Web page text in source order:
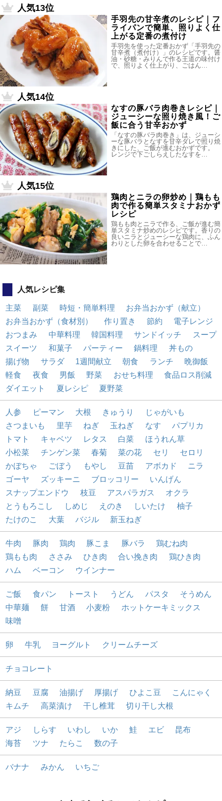
人気13位
手羽先の甘辛煮のレシピ｜フ
ライパンで簡単、照りよく仕
上がる定番の煮付け
手羽先を使った定番おかず「手羽先の
甘辛煮（煮付け）」のレシピです。醤
油・砂糖・みりんで作る王道の味付け
で、照りよく仕上がり、ごはん…
人気14位
なすの豚バラ肉巻きレシピ｜
ジューシーな照り焼き風！ご
飯に合う甘辛おかず
「なすの豚バラ肉巻き」は、ジューシ
ーな豚バラとなすを甘辛ダレで照り焼
きにした、ご飯が進むおかずです。
レンジで下ごしらえしたなすを…
人気15位
鶏肉とニラの卵炒め｜鶏もも
肉で作る簡単スタミナおかず
レシピ
鶏もも肉とニラで作る、ご飯が進む簡
単スタミナ炒めのレシピです。香りの
良いニラとジューシーな鶏肉に、ふん
わりとした卵を合わせることで…
人気レシピ集
主菜 副菜 時短・簡単料理
お弁当おかず（献立）
お弁当おかず（食材別）
作り置き 節約
電子レンジ
おつまみ
中華料理 韓国料理 サンドイッチ
スープ
スイーツ
和菓子 パーティー 鍋料理
丼もの
揚げ物
サラダ 1週間献立 朝食 ランチ
晩御飯
軽食
夜食 男飯 野菜 おせち料理
食品ロス削減
ダイエット
夏レシピ 夏野菜
人参 ピーマン 大根 きゅうり
じゃがいも
さつまいも
里芋 ねぎ 玉ねぎ なす
パプリカ
トマト
キャベツ レタス 白菜
ほうれん草
小松菜
チンゲン菜 春菊 菜の花 セリ
セロリ
かぼちゃ
ごぼう もやし 豆苗 アボカド
ニラ
ゴーヤ
ズッキーニ ブロッコリー
いんげん
スナップエンドウ
枝豆 アスパラガス
オクラ
とうもろこし
しめじ えのき しいたけ
柚子
たけのこ
大葉 バジル 新玉ねぎ
牛肉 豚肉 鶏肉 豚こま 豚バラ
鶏むね肉
鶏もも肉
ささみ ひき肉 合い挽き肉
鶏ひき肉
ハム
ベーコン ウインナー
ご飯 食パン トースト うどん パスタ
そうめん
中華麺
餅 甘酒 小麦粉
ホットケーキミックス
味噌
卵 牛乳 ヨーグルト クリームチーズ
チョコレート
納豆 豆腐 油揚げ 厚揚げ ひよこ豆
こんにゃく
キムチ
高菜漬け 干し椎茸 切り干し大根
アジ しらす いわし いか 鮭 エビ
昆布
海苔
ツナ たらこ 数の子
バナナ みかん いちご